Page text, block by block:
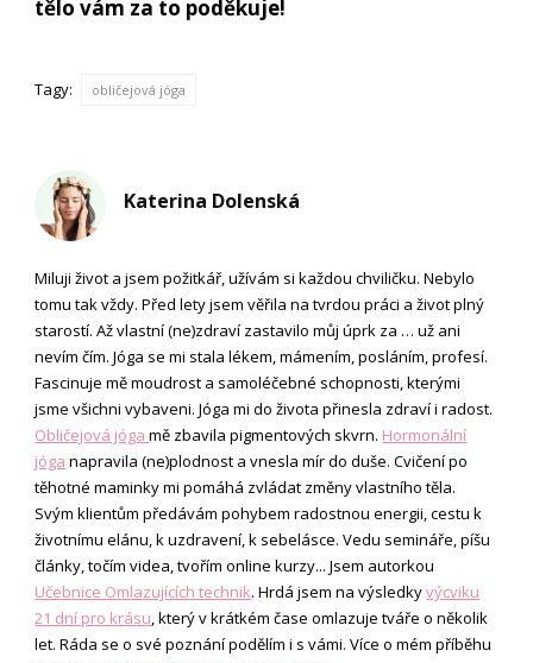
tělo vám za to poděkuje!
Tagy: obličejová jóga
Katerina Dolenská
Miluji život a jsem požitkář, užívám si každou chviličku. Nebylo
tomu tak vždy. Před lety jsem věřila na tvrdou práci a život plný
starostí. Až vlastní (ne)zdraví zastavilo můj úprk za … už ani
nevím čím. Jóga se mi stala lékem, mámením, posláním, profesí.
Fascinuje mě moudrost a samoléčebné schopnosti, kterými
jsme všichni vybaveni. Jóga mi do života přinesla zdraví i radost.
Obličejová jógamě zbavila pigmentových skvrn. Hormonální
jóga napravila (ne)plodnost a vnesla mír do duše. Cvičení po
těhotné maminky mi pomáhá zvládat změny vlastního těla.
Svým klientům předávám pohybem radostnou energii, cestu k
životnímu elánu, k uzdravení, k sebelásce. Vedu semináře, píšu
články, točím videa, tvořím online kurzy... Jsem autorkou
Učebnice Omlazujících technik. Hrdá jsem na výsledkyvýcviku
21 dní pro krásu, který v krátkém čase omlazuje tváře o několik
let. Ráda se o své poznání podělím i s vámi. Více o mém příběhu